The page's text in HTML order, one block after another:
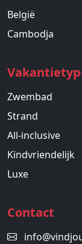
België
Cambodja
Zwembad
Strand
All-inclusive
Kindvriendelijk
Luxe
Contact